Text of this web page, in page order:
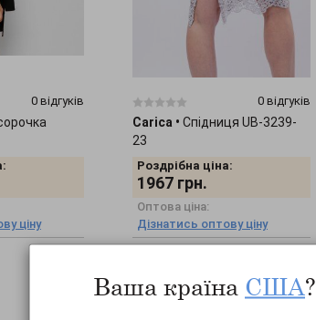
0 відгуків
ціну
0 відгуків
Carica • Спідниця UB-3239-
23
Роздрібна ціна:
1967 грн.
Оптова ціна:
Дізнатись оптову ціну
Ваша країна США?